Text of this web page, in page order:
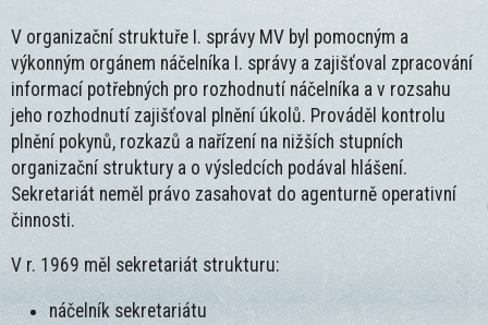
V organizační struktuře I. správy MV byl pomocným a
výkonným orgánem náčelníka I. správy a zajišťoval zpracování
informací potřebných pro rozhodnutí náčelníka a v rozsahu
jeho rozhodnutí zajišťoval plnění úkolů. Prováděl kontrolu
plnění pokynů, rozkazů a nařízení na nižších stupních
organizační struktury a o výsledcích podával hlášení.
Sekretariát neměl právo zasahovat do agenturně operativní
činnosti.
​V r. 1969 měl sekretariát strukturu:
náčelník sekretariátu